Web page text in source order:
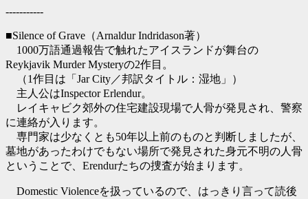
-----------
■Silence of Grave（Arnaldur Indridason著）
1000万語通過報告で触れたアイスランドが舞台の
Reykjavik Murder Mysteryの2作目。
（1作目は「Jar City／邦訳タイトル：湿地」）
主人公はInspector Erlendur。
レイキャビク郊外の住宅建設現場で人骨が発見され、警察
に連絡が入ります。
専門家は少なくとも50年以上前のものと判断しましたが、
墓地があったわけでもない場所で発見された身元不明の人骨
ということで、Erendurたちの捜査が始まります。
Domestic Violenceを扱っているので、はっきり言って読後